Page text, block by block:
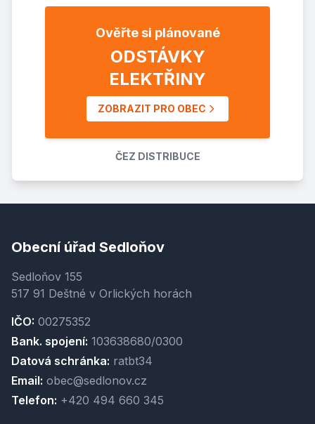
Ověřte si plánované
ODSTÁVKY
ELEKTŘINY
ZOBRAZIT PRO OBEC
ČEZ DISTRIBUCE
Obecní úřad Sedloňov
Sedloňov 155
517 91 Deštné v Orlických horách
IČO: 00275352
Bank. spojení: 103638680/0300
Datová schránka: ratbt34
Email: obec@sedlonov.cz
Telefon: +420 494 660 345